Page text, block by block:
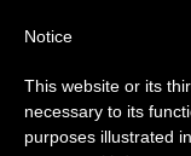
Notice
This website or its
necessary to its
purposes illustrated